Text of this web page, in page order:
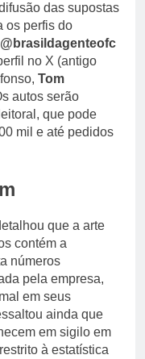
das supostas
os perfis do
@brasildagenteofc
no X (antigo
Tom
autos serão
que pode
mil e até pedidos
que a arte
contém a
números
pela empresa,
em seus
ainda que
em sigilo em
à estatística